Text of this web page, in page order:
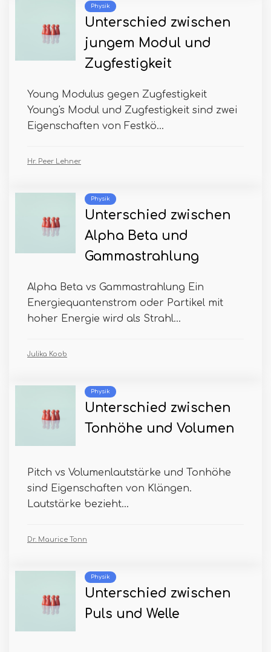
Physik
Unterschied zwischen
jungem Modul und
Zugfestigkeit
Young Modulus gegen Zugfestigkeit
Young's Modul und Zugfestigkeit sind zwei
Eigenschaften von Festkö...
Hr. Peer Lehner
Physik
Unterschied zwischen
Alpha Beta und
Gammastrahlung
Alpha Beta vs Gammastrahlung Ein
Energiequantenstrom oder Partikel mit
hoher Energie wird als Strahl...
Julika Koob
Physik
Unterschied zwischen
Tonhöhe und Volumen
Pitch vs Volumenlautstärke und Tonhöhe
sind Eigenschaften von Klängen.
Lautstärke bezieht...
Dr. Maurice Tonn
Physik
Unterschied zwischen
Puls und Welle